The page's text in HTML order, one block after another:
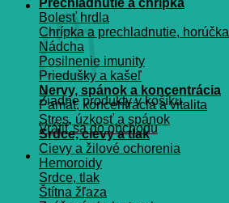
Košík
Žiadne produkty v košíku.
Vrátiť sa do obchodu
Prechladnutie a chrípka
Bolesť hrdla
Chrípka a prechladnutie, horúčka
Nádcha
Posilnenie imunity
Priedušky a kašeľ
Nervy, spánok a koncentrácia
Pamät, koncentrácia a vitalita
Stres, úzkosť a spánok
Srdce, cievy a tlak
Cievy a žilové ochorenia
Hemoroidy
Srdce, tlak
Štítna žľaza